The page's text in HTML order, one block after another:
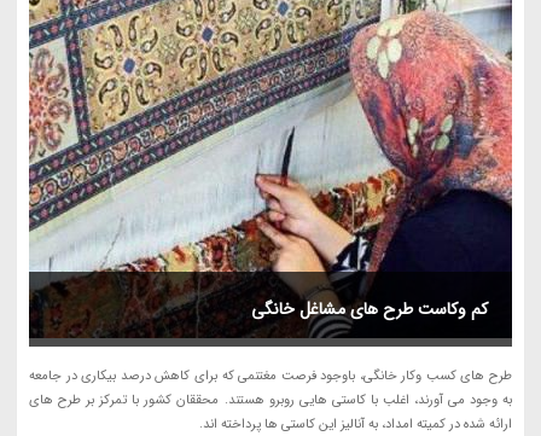
کم وکاست طرح های مشاغل خانگی
طرح های کسب وکار خانگی، باوجود فرصت مغتنمی که برای کاهش درصد بیکاری در جامعه
به وجود می آورند، اغلب با کاستی هایی روبرو هستند. محققان کشور با تمرکز بر طرح های
ارائه شده در کمیته امداد، به آنالیز این کاستی ها پرداخته اند.